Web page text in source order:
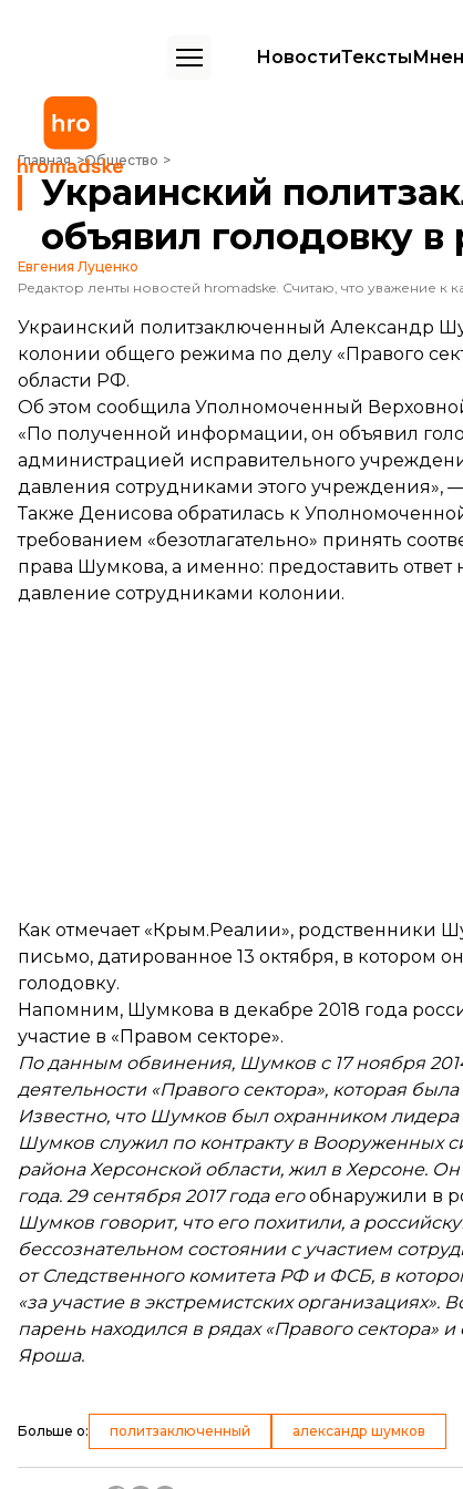
НовостиТексты
Главная Общество
Украинский политзаключенный Шумков объявил голодовку в
Украинский
объявил голодовку
Евгения Луценко
Украинский политзаключенный Александр
колонии общего режима по делу «Правого
области РФ.
Об этом сообщила Уполномоченный
«По полученной информации, он объявил
администрацией исправительного
давления сотрудниками этого учреждения»,
Также Денисова обратилась к
требованием «безотлагательно» принять
права Шумкова, а именно: предоставить
давление сотрудниками колонии.
Как отмечает«Крым.Реалии», родственники
письмо, датированное 13 октября, в котором
голодовку.
Напомним, Шумкова в декабре 2018 года
участие в «Правом секторе».
По данным обвинения, Шумков с 17 ноября 2014
деятельности «Правого сектора», которая
Известно, что Шумков был охранником
Шумков служил по контракту в Вооруженных
района Херсонской области, жил в Херсоне.
года. 29 сентября 2017 года егообнаружили в
Шумков говорит, что его похитили, а
бессознательном состоянии с участием
от Следственного комитета РФ и ФСБ, в
«за участие в экстремистских
парень находился в рядах «Правого сектора»
Яроша.
Больше о: политзаключенный александр шумков